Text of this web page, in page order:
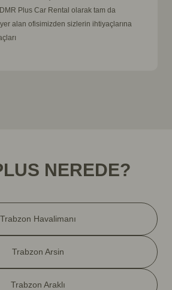
Plus Car Rental olarak tam da
yer alan ofisimizden sizlerin ihtiyaçlarına
NEREDE?
Trabzon Havalimanı
Trabzon Arsin
Trabzon Araklı